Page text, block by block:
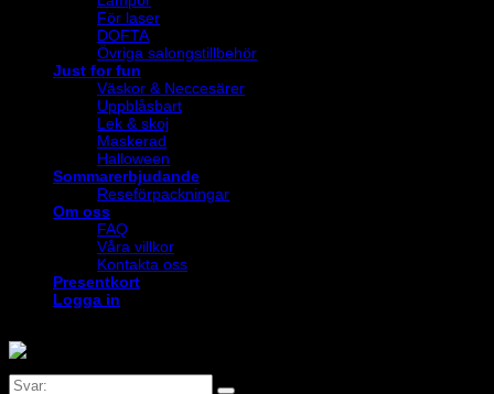
För laser
DOFTA
Övriga salongstillbehör
Just for fun
Väskor & Neccesärer
Uppblåsbart
Lek & skoj
Maskerad
Halloween
Sommarerbjudande
Reseförpackningar
Om oss
FAQ
Våra villkor
Kontakta oss
Presentkort
Logga in